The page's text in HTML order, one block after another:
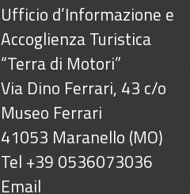
Ufficio d’Informazione e
Accoglienza Turistica
“Terra di Motori”
Via Dino Ferrari, 43 c/o
Museo Ferrari
41053 Maranello (MO)
Tel +39 0536073036
Email